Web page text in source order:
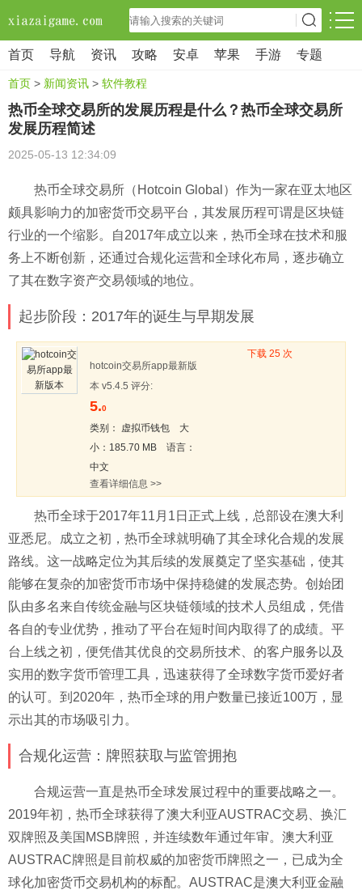
首页 导航 资讯 攻略 安卓 苹果 手游 专题
首页 > 新闻资讯 > 软件教程
热币全球交易所的发展历程是什么？热币全球交易所
发展历程简述
2025-05-13 12:34:09
热币全球交易所（Hotcoin Global）作为一家在亚太地区
颇具影响力的加密货币交易平台，其发展历程可谓是区块链
行业的一个缩影。自2017年成立以来，热币全球在技术和服
务上不断创新，还通过合规化运营和全球化布局，逐步确立
了其在数字资产交易领域的地位。
起步阶段：2017年的诞生与早期发展
hotcoin交易所app最新版
本 v5.4.5 评分:
5.0
类别： 虚拟币钱包 大
小：185.70 MB 语言：
中文
查看详细信息 >>
下载 25 次
热币全球于2017年11月1日正式上线，总部设在澳大利
亚悉尼。成立之初，热币全球就明确了其全球化合规的发展
路线。这一战略定位为其后续的发展奠定了坚实基础，使其
能够在复杂的加密货币市场中保持稳健的发展态势。创始团
队由多名来自传统金融与区块链领域的技术人员组成，凭借
各自的专业优势，推动了平台在短时间内取得了的成绩。平
台上线之初，便凭借其优良的交易所技术、的客户服务以及
实用的数字货币管理工具，迅速获得了全球数字货币爱好者
的认可。到2020年，热币全球的用户数量已接近100万，显
示出其的市场吸引力。
合规化运营：牌照获取与监管拥抱
合规运营一直是热币全球发展过程中的重要战略之一。
2019年初，热币全球获得了澳大利亚AUSTRAC交易、换汇
双牌照及美国MSB牌照，并连续数年通过年审。澳大利亚
AUSTRAC牌照是目前权威的加密货币牌照之一，已成为全
球化加密货币交易机构的标配。AUSTRAC是澳大利亚金融